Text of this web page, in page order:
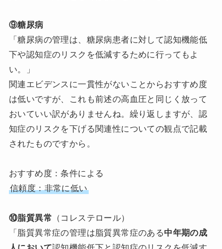
⑨糖尿病
「糖尿病の管理は、糖尿病患者に対して認知機能低
下や認知症のリスクを低減するために行ってもよ
い。」
関連エビデンスに一貫性がないことからおすすめ度
は低いですが、これも前述の高血圧と同じく放って
おいていい訳がありませんね。繰り返しますが、認
知症のリスクを下げる関連性についての観点で記載
されたものですから。
おすすめ度：条件による
信頼度：非常に低い
⑩脂質異常 （コレステロール）
「脂質異常症の管理は脂質異常症のある中年期の成